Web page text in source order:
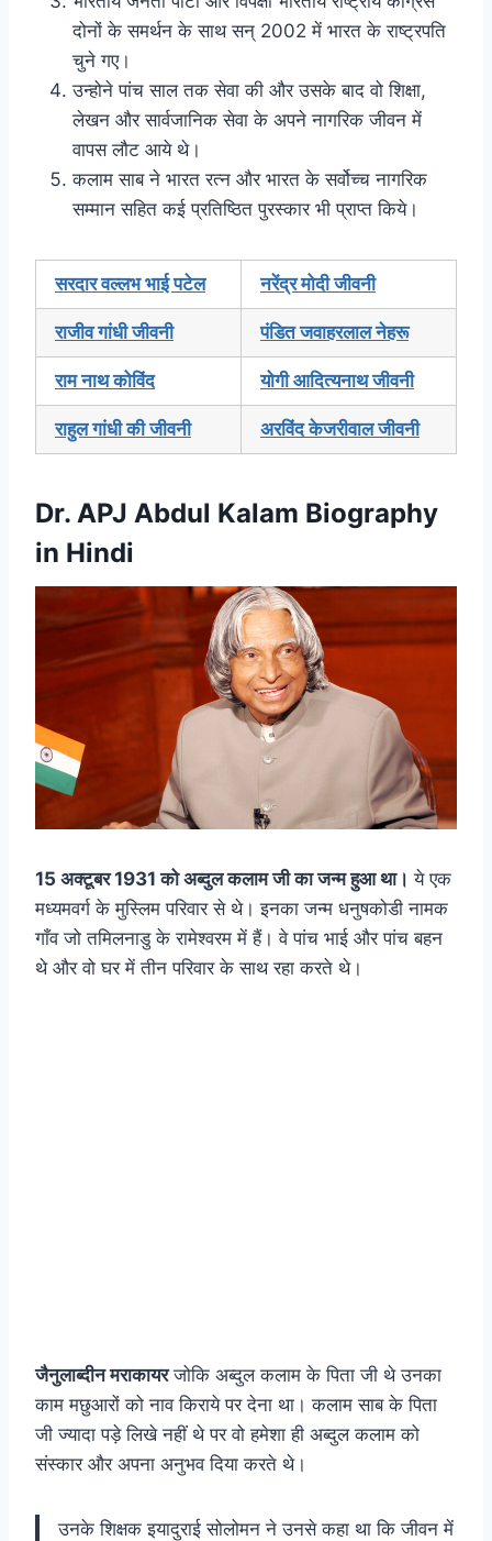
दोनों के समर्थन के साथ सन् 2002 में भारत के राष्ट्रपति
चुने गए।
उन्होने पांच साल तक सेवा की और उसके बाद वो शिक्षा,
लेखन और सार्वजानिक सेवा के अपने नागरिक जीवन में
वापस लौट आये थे।
कलाम साब ने भारत रत्न और भारत के सर्वोच्च नागरिक
सम्मान सहित कई प्रतिष्ठित पुरस्कार भी प्राप्त किये।
सरदार वल्लभ भाई पटेल नरेंद्र मोदी जीवनी
राजीव गांधी जीवनी पंडित जवाहरलाल नेहरू
राम नाथ कोविंद योगी आदित्यनाथ जीवनी
राहुल गांधी की जीवनी अरविंद केजरीवाल जीवनी
Dr. APJ Abdul Kalam Biography
in Hindi
15 अक्टूबर 1931 को अब्दुल कलाम जी का जन्म हुआ था। ये एक
मध्यमवर्ग के मुस्लिम परिवार से थे। इनका जन्म धनुषकोडी नामक
गाँव जो तमिलनाडु के रामेश्वरम में हैं। वे पांच भाई और पांच बहन
थे और वो घर में तीन परिवार के साथ रहा करते थे।
जैनुलाब्दीन मराकायरजोकि अब्दुल कलाम के पिता जी थे उनका
काम मछुआरों को नाव किराये पर देना था। कलाम साब के पिता
जी ज्यादा पड़े लिखे नहीं थे पर वो हमेशा ही अब्दुल कलाम को
संस्कार और अपना अनुभव दिया करते थे।
उनके शिक्षक इयादुराई सोलोमन ने उनसे कहा था कि जीवन में